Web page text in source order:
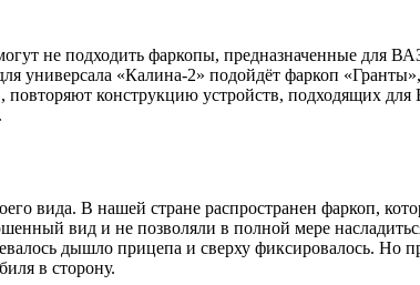
не подходить фаркопы, предназначенные для
универсала «Калина-2» подойдёт фаркоп
конструкцию устройств, подходящих для
вида. В нашей стране распространен фаркоп,
вид и не позволяли в полной мере
дышло прицепа и сверху фиксировалось. Но
в сторону.